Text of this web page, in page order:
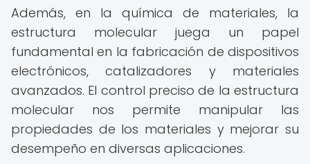
Además, en la química de materiales, la
estructura molecular juega un papel
fundamental en la fabricación de dispositivos
electrónicos, catalizadores y materiales
avanzados. El control preciso de la estructura
molecular nos permite manipular las
propiedades de los materiales y mejorar su
desempeño en diversas aplicaciones.